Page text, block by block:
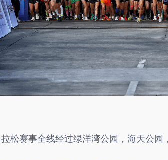
松赛事全线经过绿洋湾公园，海天公